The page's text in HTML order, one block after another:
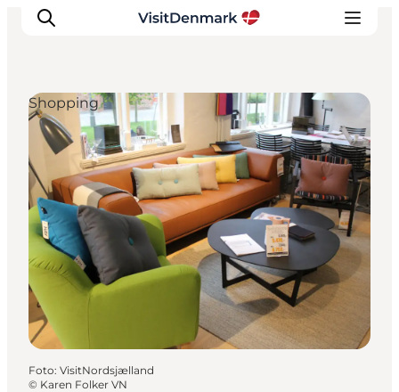
Inspiration
Destinationer
Oplevelser
Overnatning
Planlæg ferien
Shopping
Foto: VisitNordsjælland
© Karen Folker VN